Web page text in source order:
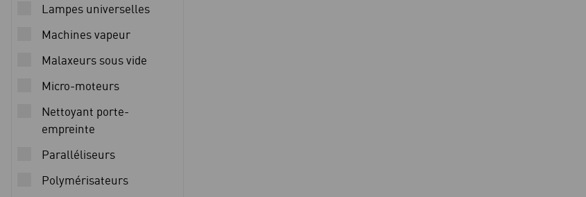
Lampes universelles
Machines vapeur
Malaxeurs sous vide
Micro-moteurs
Nettoyant porte-
empreinte
Paralléliseurs
Polymérisateurs